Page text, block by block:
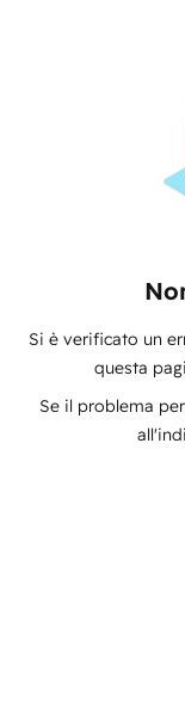
Si è verificato un
questa
Se il problema